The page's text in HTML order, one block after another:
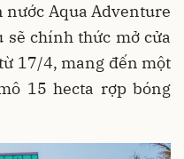
Aqua Adventure
sẽ chính thức mở cửa
17/4, mang đến một
15 hecta rợp bóng